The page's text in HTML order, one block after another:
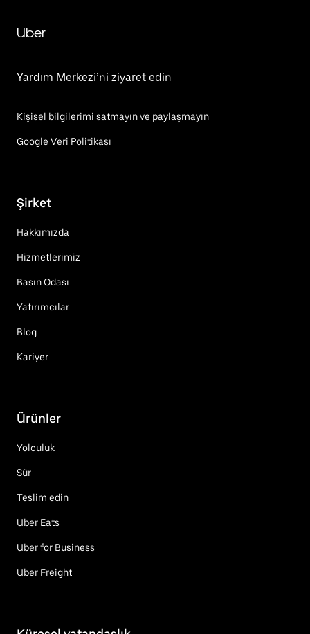
Uber
Yardım Merkezi’ni ziyaret edin
Kişisel bilgilerimi satmayın ve paylaşmayın
Google Veri Politikası
Şirket
Hakkımızda
Hizmetlerimiz
Basın Odası
Yatırımcılar
Blog
Kariyer
Ürünler
Yolculuk
Sür
Teslim edin
Uber Eats
Uber for Business
Uber Freight